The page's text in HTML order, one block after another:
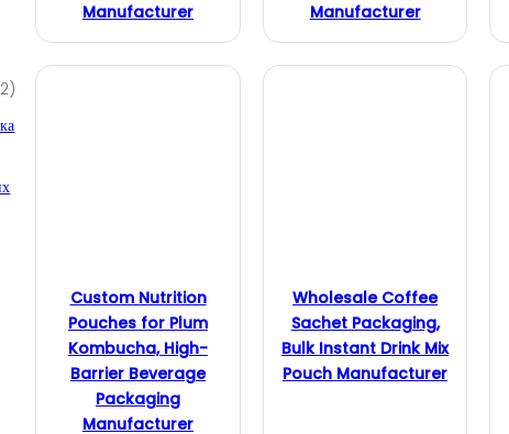
Manufacturer
Manufacturer
Custom Nutrition
Pouches for Plum
Kombucha, High-
Barrier Beverage
Packaging
Manufacturer
Wholesale Coffee
Sachet Packaging,
Bulk Instant Drink Mix
Pouch Manufacturer